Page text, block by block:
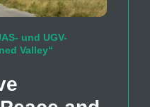
und UGV-
Valley“